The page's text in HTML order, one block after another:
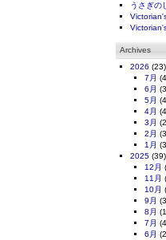
うさぎの
Archives
2026 (23)
7月
6月
5月
4月
3月
2月
1月
2025 (39)
12月
11月
10月
9月
8月
7月
6月